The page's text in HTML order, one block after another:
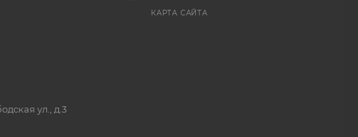
КАРТА САЙТА
ул., д.3